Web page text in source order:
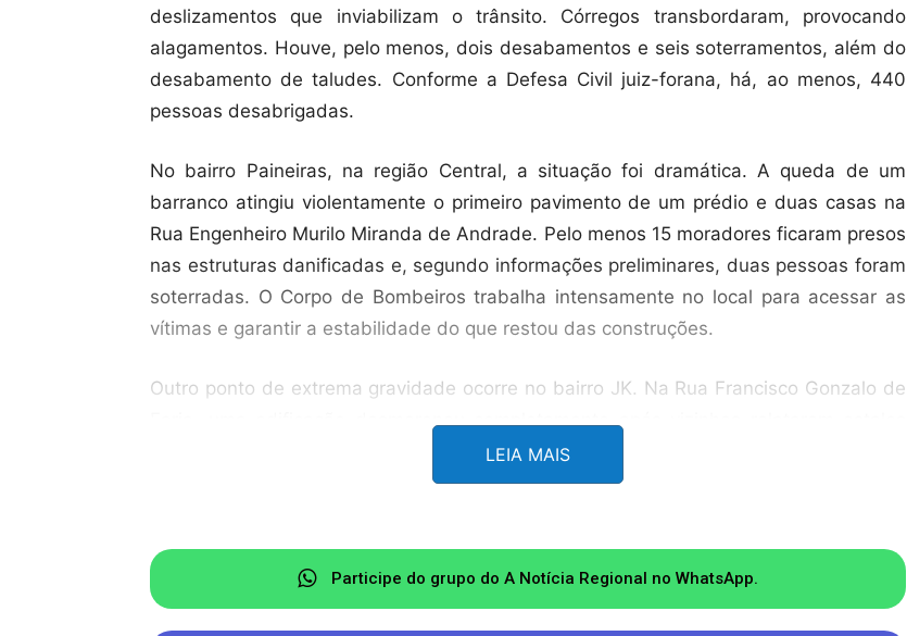
deslizamentos que inviabilizam o trânsito. Córregos transbordaram, provocando
alagamentos. Houve, pelo menos, dois desabamentos e seis soterramentos, além do
desabamento de taludes. Conforme a Defesa Civil juiz-forana, há, ao menos, 440
pessoas desabrigadas.
No bairro Paineiras, na região Central, a situação foi dramática. A queda de um
barranco atingiu violentamente o primeiro pavimento de um prédio e duas casas na
Rua Engenheiro Murilo Miranda de Andrade. Pelo menos 15 moradores ficaram presos
nas estruturas danificadas e, segundo informações preliminares, duas pessoas foram
soterradas. O Corpo de Bombeiros trabalha intensamente no local para acessar as
vítimas e garantir a estabilidade do que restou das construções.
Outro ponto de extrema gravidade ocorre no bairro JK. Na Rua Francisco Gonzalo de
seguidos de um forte estrondo. Devido à complexidade do cenário e ao risco de
novas quedas, equipes de salvamento com cães farejadores foram mobilizadas para
A Prefeitura de Juiz de Fora confirmou que há registro de ao menos seis
soterramentos com possíveis vítimas espalhados pelos bairros Cerâmica, Esplanada,
LEIA MAIS
Participe do grupo do A Notícia Regional no WhatsApp.